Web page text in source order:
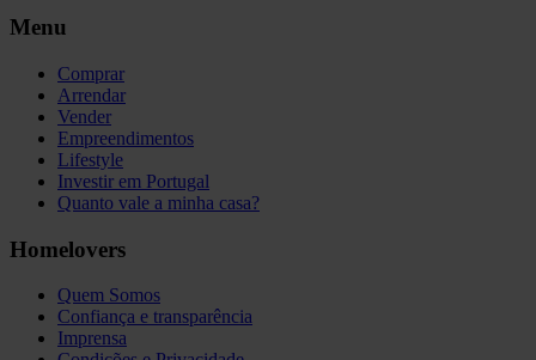
Menu
Comprar
Arrendar
Vender
Empreendimentos
Lifestyle
Investir em Portugal
Quanto vale a minha casa?
Homelovers
Quem Somos
Confiança e transparência
Imprensa